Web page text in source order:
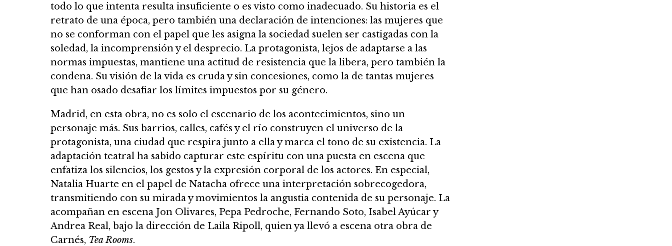
todo lo que intenta resulta insuficiente o es visto como inadecuado. Su historia es el
retrato de una época, pero también una declaración de intenciones: las mujeres que
no se conforman con el papel que les asigna la sociedad suelen ser castigadas con la
soledad, la incomprensión y el desprecio. La protagonista, lejos de adaptarse a las
normas impuestas, mantiene una actitud de resistencia que la libera, pero también la
condena. Su visión de la vida es cruda y sin concesiones, como la de tantas mujeres
que han osado desafiar los límites impuestos por su género.
Madrid, en esta obra, no es solo el escenario de los acontecimientos, sino un
personaje más. Sus barrios, calles, cafés y el río construyen el universo de la
protagonista, una ciudad que respira junto a ella y marca el tono de su existencia. La
adaptación teatral ha sabido capturar este espíritu con una puesta en escena que
enfatiza los silencios, los gestos y la expresión corporal de los actores. En especial,
Natalia Huarte en el papel de Natacha ofrece una interpretación sobrecogedora,
transmitiendo con su mirada y movimientos la angustia contenida de su personaje. La
acompañan en escena Jon Olivares, Pepa Pedroche, Fernando Soto, Isabel Ayúcar y
Andrea Real, bajo la dirección de Laila Ripoll, quien ya llevó a escena otra obra de
Carnés, Tea Rooms.